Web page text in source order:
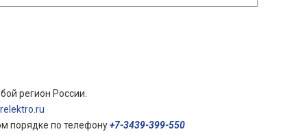
регион России.
порядке по телефону+7-3439-399-550